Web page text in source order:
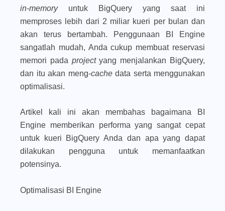
in-memory untuk BigQuery yang saat ini
memproses lebih dari 2 miliar kueri per bulan dan
akan terus bertambah. Penggunaan BI Engine
sangatlah mudah, Anda cukup membuat reservasi
memori pada projectyang menjalankan BigQuery,
dan itu akan meng-cache data serta menggunakan
optimalisasi.
Artikel kali ini akan membahas bagaimana BI
Engine memberikan performa yang sangat cepat
untuk kueri BigQuery Anda dan apa yang dapat
dilakukan pengguna untuk memanfaatkan
potensinya.
Optimalisasi BI Engine